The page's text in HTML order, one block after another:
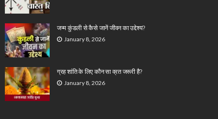
जन्म कुंडली से कैसे जानें जीवन का उद्देश्य?
January 8, 2026
ग्रह शांति के लिए कौन सा व्रत जरूरी है?
January 8, 2026